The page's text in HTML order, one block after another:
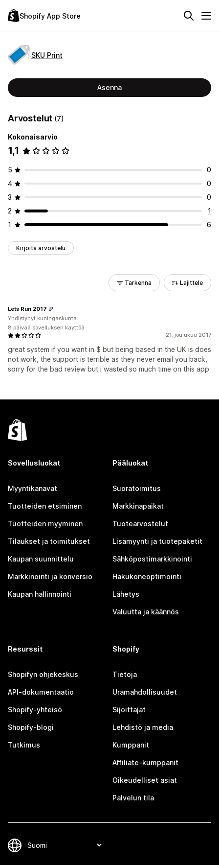
Shopify App Store
SKU Print
Asenna
Arvostelut (7)
Kokonaisarvio
1,1
5
0
4
0
3
0
2
1
1
6
Kirjoita arvostelu
Tarkenna Lajittele
21. joulukuu 2017
great system if you want in $ but being based in the UK is does
not work, the support is terrible as they never email you back,
sorry for the bad review but i wasted so much time on this app
Lets Run 2017
Yhdistynyt kuningaskunta
8 päivää sovelluksen käyttöä
Sovellusluokat
Myyntikanavat
Tuotteiden etsiminen
Tuotteiden myyminen
Tilaukset ja toimitukset
Kaupan suunnittelu
Markkinointi ja konversio
Kaupan hallinnointi
Pääluokat
Suoratoimitus
Markkinapaikat
Tuotearvostelut
Lisämyynti ja tuotepaketit
Sähköpostimarkkinointi
Hakukoneoptimointi
Lähetys
Valuutta ja käännös
Resurssit
Shopifyn ohjekeskus
API-dokumentaatio
Shopify-yhteisö
Shopify-blogi
Tutkimus
Shopify
Tietoja
Uramahdollisuudet
Sijoittajat
Lehdistö ja media
Kumppanit
Affiliate-kumppanit
Oikeudelliset asiat
Palvelun tila